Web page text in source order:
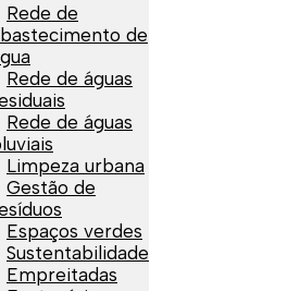
Rede de
de
Rede de águas
Rede de águas
Limpeza urbana
Gestão de
Espaços verdes
Sustentabilidade
Empreitadas